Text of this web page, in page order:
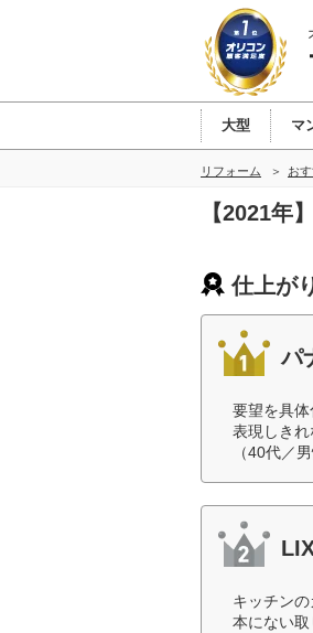
大型 マ
リフォーム お
【2021年
仕上が
パ
要望を具
表現しきれ
（40代／男
キッチン
本にない